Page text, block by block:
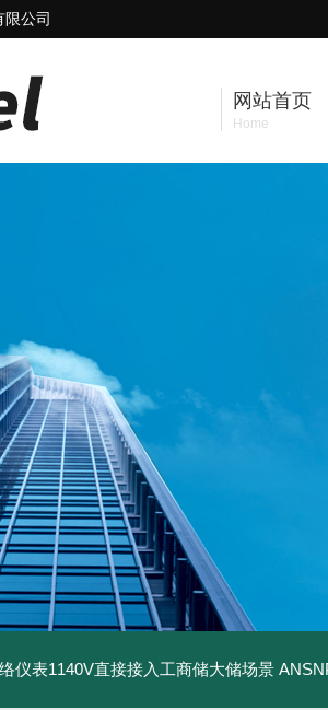
公司
网站首页
Home
仪表1140V直接接入工商储大储场景